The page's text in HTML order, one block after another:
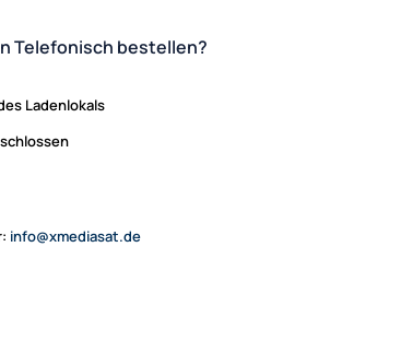
Telefonisch bestellen?
Ladenlokals
info@xmediasat.de